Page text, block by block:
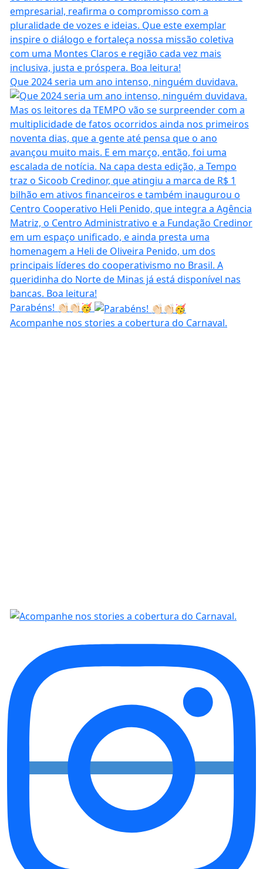
Que 2024 seria um ano intenso, ninguém duvidava.
Parabéns! 👏🏻👏🏻🥳
Acompanhe nos stories a cobertura do Carnaval.